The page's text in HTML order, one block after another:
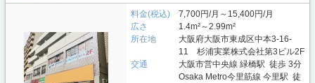
料金(税込)
7,700円/月～15,400円/月
広さ
1.4m²～2.99m²
所在地
大阪府大阪市東成区中本3-16-
11 杉浦実業株式会社第3ビル2F
交通
大阪市営中央線 緑橋駅 徒歩 3分
Osaka Metro今里筋線 今里駅 徒